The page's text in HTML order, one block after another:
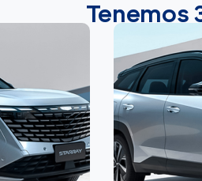
Tenemos